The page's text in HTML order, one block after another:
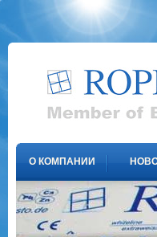
О КОМПАНИИ